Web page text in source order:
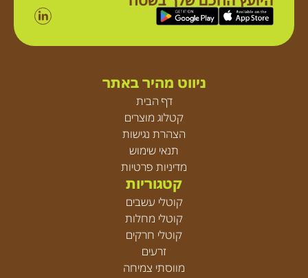
ניווט מהיר באתר
דף הבית
קטלוג מוצרים
הצהרת נגישות
תנאי שימוש
מדיניות פרטיות
קטגוריות
קוטלי עשבים
קוטלי מחלות
קוטלי חרקים
זרעים
מווסתי צמיחה